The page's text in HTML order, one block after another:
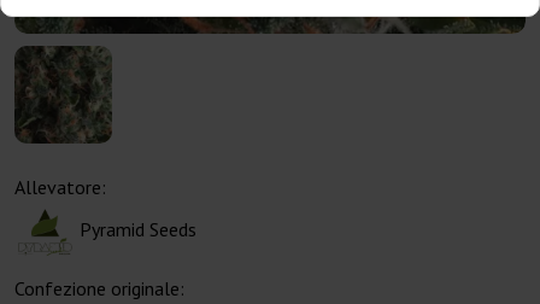
Allevatore:
Pyramid Seeds
Confezione originale: